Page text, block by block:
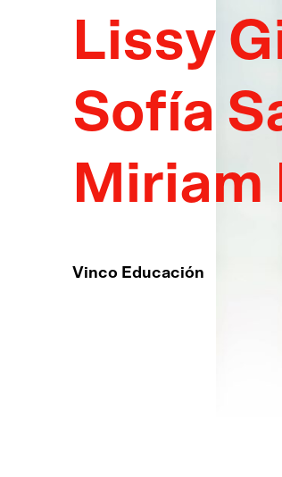
Lissy
Sofía
Miriam
Vinco Educación